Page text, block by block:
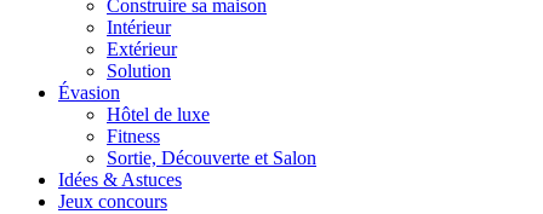
Construire sa maison
Intérieur
Extérieur
Solution
Évasion
Hôtel de luxe
Fitness
Sortie, Découverte et Salon
Idées & Astuces
Jeux concours